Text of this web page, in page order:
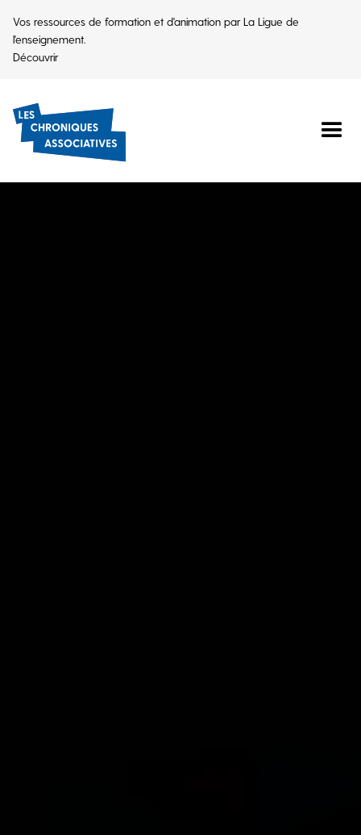
Vos ressources de formation et d'animation par La Ligue de
l'enseignement.
Découvrir